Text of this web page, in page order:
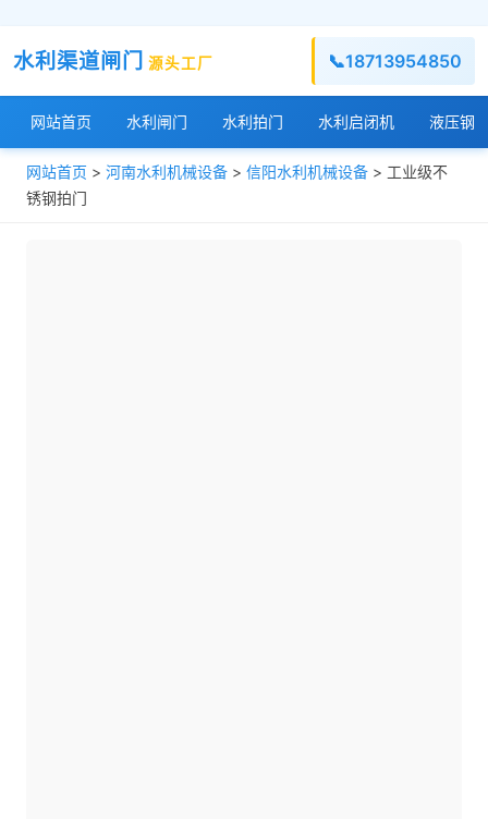
水利渠道闸门 源头工厂 📞18713954850
网站首页 水利闸门 水利拍门 水利启闭机 液压钢
网站首页 > 河南水利机械设备 > 信阳水利机械设备 > 工业级不
锈钢拍门